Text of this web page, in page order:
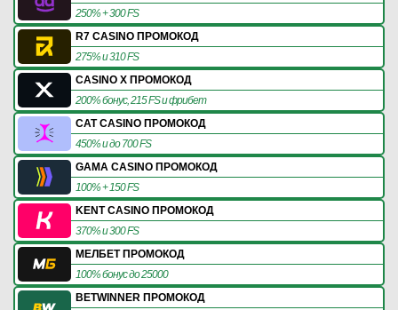
250% + 300 FS
R7 CASINO ПРОМОКОД
275% и 310 FS
CASINO X ПРОМОКОД
200% бонус, 215 FS и фрибет
CAT CASINO ПРОМОКОД
450% и до 700 FS
GAMA CASINO ПРОМОКОД
100% + 150 FS
KENT CASINO ПРОМОКОД
370% и 300 FS
МЕЛБЕТ ПРОМОКОД
100% бонус до 25000
BETWINNER ПРОМОКОД